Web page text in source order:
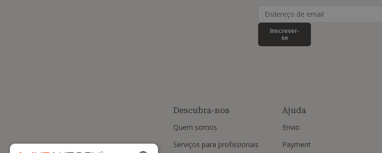
Inscrever-
se
Descubra-nos
Quem somos
Serviços para profissionais
Ajuda
Envio
Payment